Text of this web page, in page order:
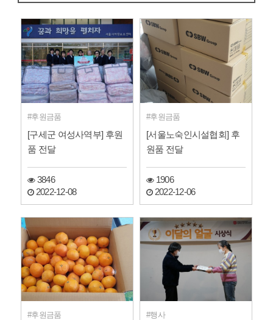
후원금품
[구세군 여성사역부] 후원
품 전달
3846
2022-12-08
후원금품
[서울노숙인시설협회] 후
원품 전달
1906
2022-12-06
후원금품 행사